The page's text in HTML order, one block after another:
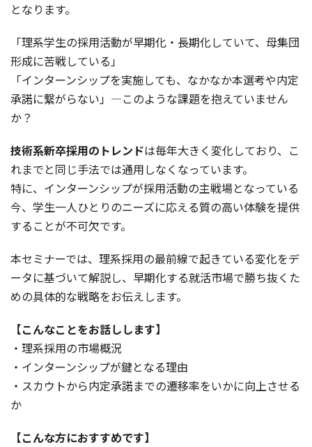
となります。
「理系学生の採用活動が早期化・長期化していて、母集団
形成に苦戦している」
「インターンシップを実施しても、なかなか本選考や内定
承諾に繋がらない」―このような課題を抱えていません
か？
技術系新卒採用のトレンドは毎年大きく変化しており、こ
れまでと同じ手法では通用しなくなっています。
特に、インターンシップが採用活動の主戦場となっている
今、学生一人ひとりのニーズに応える質の高い体験を提供
することが不可欠です。
本セミナーでは、理系採用の最前線で起きている変化をデ
ータに基づいて解説し、早期化する就活市場で勝ち抜くた
めの具体的な戦略をお伝えします。
【こんなことをお話しします】
・理系採用の市場概況
・インターンシップが鍵となる理由
・スカウトから内定承諾までの遷移率をいかに向上させる
か
【こんな方におすすめです】